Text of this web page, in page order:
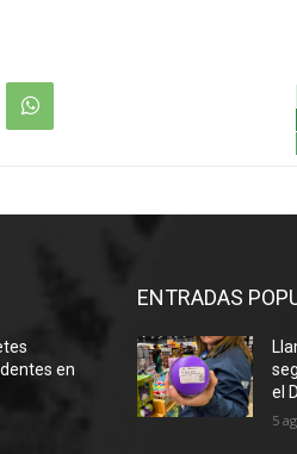
en
ENTRADAS
el
5